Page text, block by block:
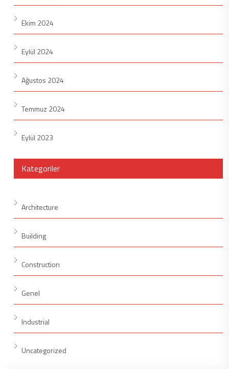
Ekim 2024
Eylül 2024
Ağustos 2024
Temmuz 2024
Eylül 2023
Kategoriler
Architecture
Building
Construction
Genel
Industrial
Uncategorized